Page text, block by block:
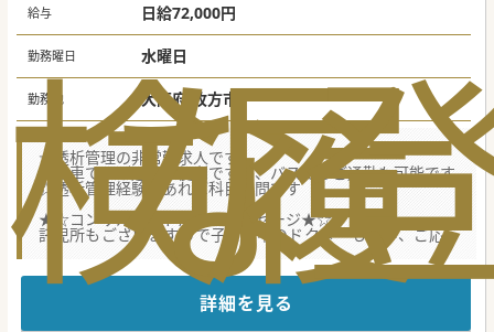
検
な
履
給与 日給72,000円
勤務曜日 水曜日
勤務地 大阪府 枚方市
☆透析管理の非常勤求人です
☆お車でのご通勤が便利ですが、バスでのご通勤も可能です
☆透析管理経験があれば科目不問です
★☆コンサルタントからのメッセージ★☆
託児所もございますので子育て中のドクターも是非、ご応募
ください。
ご興味がございましたらお気軽にお問い合わせください。
詳細を見る